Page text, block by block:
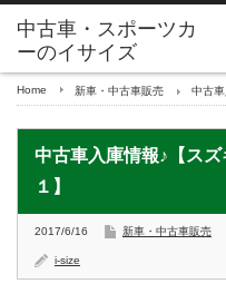
Home 新車・中古車販売 中古
中古車入庫情報♪【ス
１】
2017/6/16 新車・中古車販売
i-size